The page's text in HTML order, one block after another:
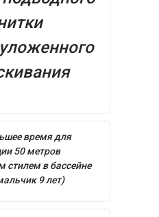
время для
50 метров
стилем в бассейне
9 лет)